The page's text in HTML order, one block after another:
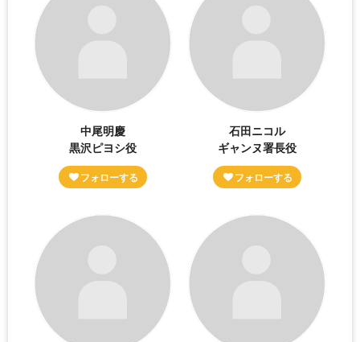
中尾明慶
黒沢ピヨシ役
石田ニコル
ギャンヌ署長役